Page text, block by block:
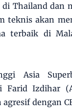
di Thailand dan
teknis akan
terbaik di
Asia
Farid Izdihar
dengan